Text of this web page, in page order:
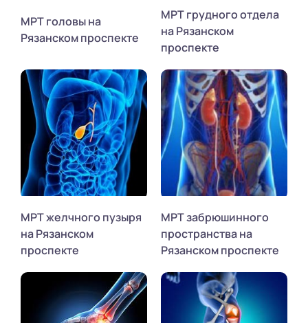
МРТ головы на
Рязанском проспекте
МРТ грудного отдела
на Рязанском
проспекте
МРТ желчного пузыря
на Рязанском
проспекте
МРТ забрюшинного
пространства на
Рязанском проспекте